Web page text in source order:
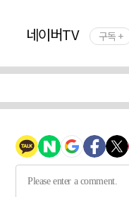
네이버TV 구독 +